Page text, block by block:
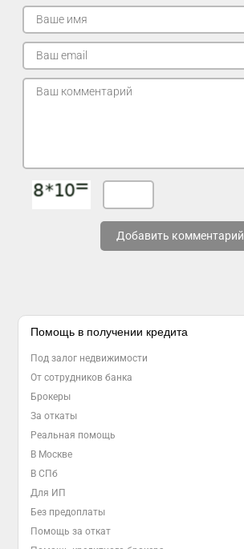
Добавить комментарий
Помощь в получении кредита
Под залог недвижимости
От сотрудников банка
Брокеры
За откаты
Реальная помощь
В Москве
В СПб
Для ИП
Без предоплаты
Помощь за откат